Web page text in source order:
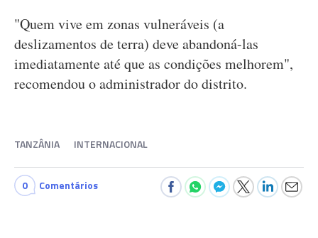
"Quem vive em zonas vulneráveis (a
deslizamentos de terra) deve abandoná-las
imediatamente até que as condições melhorem",
recomendou o administrador do distrito.
TANZÂNIA INTERNACIONAL
0 Comentários